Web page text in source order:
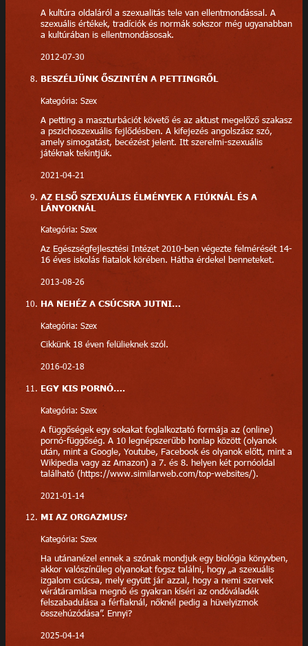
A kultúra oldaláról a szexualitás tele van ellentmondással. A
szexuális értékek, tradíciók és normák sokszor még ugyanabban
a kultúrában is ellentmondásosak.
2012-07-30
BESZÉLJÜNK ŐSZINTÉN A PETTINGRŐL
Kategória: Szex
A petting a maszturbációt követő és az aktust megelőző szakasz
a pszichoszexuális fejlődésben. A kifejezés angolszász szó,
amely simogatást, becézést jelent. Itt szerelmi-szexuális
játéknak tekintjük.
2021-04-21
AZ ELSŐ SZEXUÁLIS ÉLMÉNYEK A FIÚKNÁL ÉS A
LÁNYOKNÁL
Kategória: Szex
Az Egészségfejlesztési Intézet 2010-ben végezte felmérését 14-
16 éves iskolás fiatalok körében. Hátha érdekel benneteket.
2013-08-26
HA NEHÉZ A CSÚCSRA JUTNI…
Kategória: Szex
Cikkünk 18 éven felülieknek szól.
2016-02-18
EGY KIS PORNÓ….
Kategória: Szex
A függőségek egy sokakat foglalkoztató formája az (online)
pornó-függőség. A 10 legnépszerűbb honlap között (olyanok
után, mint a Google, Youtube, Facebook és olyanok előtt, mint a
Wikipedia vagy az Amazon) a 7. és 8. helyen két pornóoldal
található (https://www.similarweb.com/top-websites/).
2021-01-14
MI AZ ORGAZMUS?
Kategória: Szex
Ha utánanézel ennek a szónak mondjuk egy biológia könyvben,
akkor valószínűleg olyanokat fogsz találni, hogy „a szexuális
izgalom csúcsa, mely együtt jár azzal, hogy a nemi szervek
vérátáramlása megnő és gyakran kíséri az ondóváladék
felszabadulása a férfiaknál, nőknél pedig a hüvelyizmok
összehúzódása”. Ennyi?
2025-04-14